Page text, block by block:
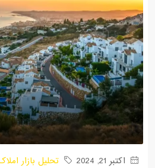
اکتبر 21, 2024 تحلیل بازار املاک